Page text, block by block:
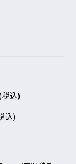
込)
込)